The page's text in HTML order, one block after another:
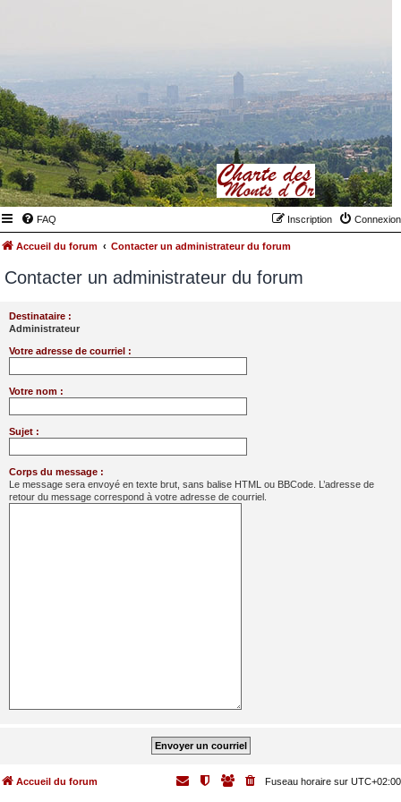
FAQ Connexion
Inscription
Accueil du forum Contacter un administrateur du forum
Contacter un administrateur du forum
Destinataire :
Administrateur
Votre adresse de courriel :
Votre nom :
Sujet :
Corps du message :
Le message sera envoyé en texte brut, sans balise HTML ou BBCode. L’adresse de
retour du message correspond à votre adresse de courriel.
Accueil du forum Fuseau horaire sur UTC+02:00